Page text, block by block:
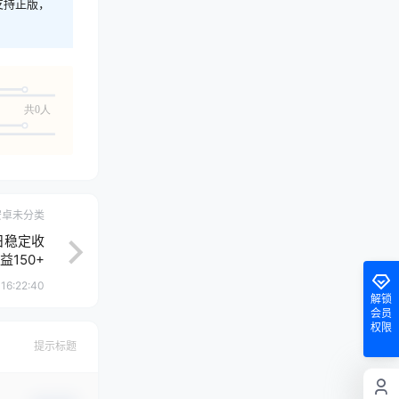
正版，
共0人
卓未分类
稳定收
益150+
提示标题
解锁
会员
权限